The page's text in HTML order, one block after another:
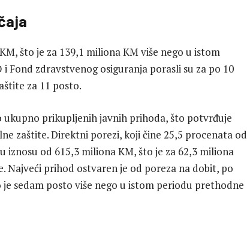
što je za 139,1 miliona KM više nego u istom
Fond zdravstvenog osiguranja porasli su za po 10
za 11 posto.
prikupljenih javnih prihoda, što potvrđuje
zaštite. Direktni porezi, koji čine 25,5 procenata od
od 615,3 miliona KM, što je za 62,3 miliona
Najveći prihod ostvaren je od poreza na dobit, po
sedam posto više nego u istom periodu prethodne